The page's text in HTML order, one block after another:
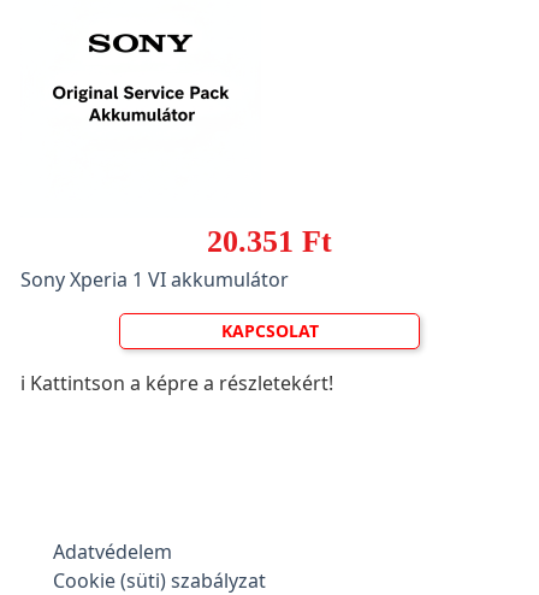
20.351 Ft
Sony Xperia 1 VI akkumulátor
KAPCSOLAT
ℹ️ Kattintson a képre a részletekért!
Adatvédelem
Cookie (süti) szabályzat